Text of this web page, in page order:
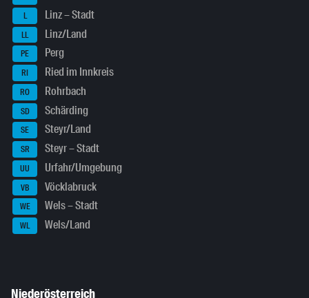
L Linz – Stadt
LL Linz/Land
PE Perg
RI Ried im Innkreis
RO Rohrbach
SD Schärding
SE Steyr/Land
SR Steyr – Stadt
UU Urfahr/Umgebung
VB Vöcklabruck
WE Wels – Stadt
WL Wels/Land
Niederösterreich